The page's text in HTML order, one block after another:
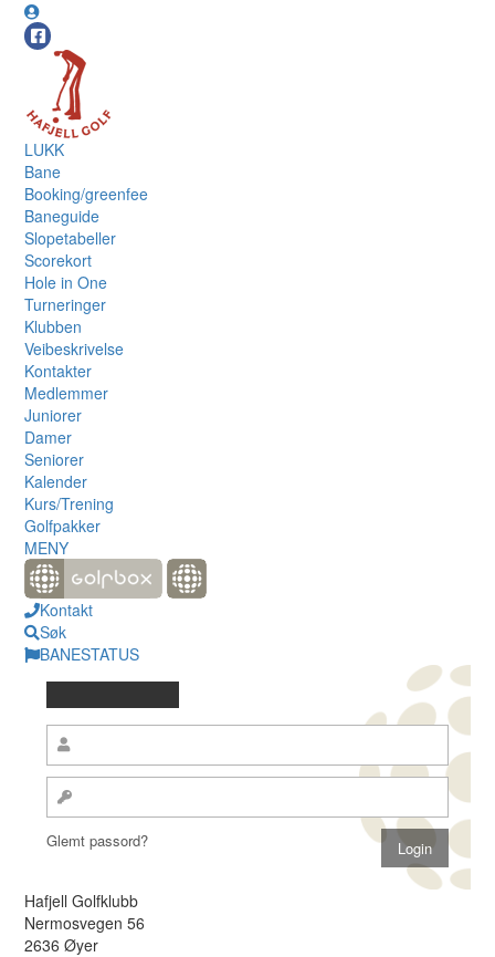
LUKK
Bane
Booking/greenfee
Baneguide
Slopetabeller
Scorekort
Hole in One
Turneringer
Klubben
Veibeskrivelse
Kontakter
Medlemmer
Juniorer
Damer
Seniorer
Kalender
Kurs/Trening
Golfpakker
MENY
Kontakt
Søk
BANESTATUS
Glemt passord?
Hafjell Golfklubb
Nermosvegen 56
2636 Øyer